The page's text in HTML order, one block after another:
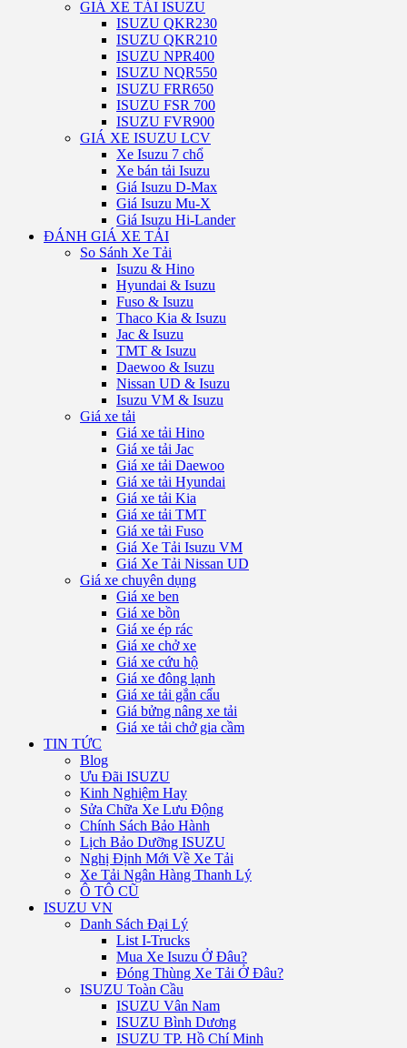
GIÁ XE TẢI ISUZU
ISUZU QKR230
ISUZU QKR210
ISUZU NPR400
ISUZU NQR550
ISUZU FRR650
ISUZU FSR 700
ISUZU FVR900
GIÁ XE ISUZU LCV
Xe Isuzu 7 chổ
Xe bán tải Isuzu
Giá Isuzu D-Max
Giá Isuzu Mu-X
Giá Isuzu Hi-Lander
ĐÁNH GIÁ XE TẢI
So Sánh Xe Tải
Isuzu & Hino
Hyundai & Isuzu
Fuso & Isuzu
Thaco Kia & Isuzu
Jac & Isuzu
TMT & Isuzu
Daewoo & Isuzu
Nissan UD & Isuzu
Isuzu VM & Isuzu
Giá xe tải
Giá xe tải Hino
Giá xe tải Jac
Giá xe tải Daewoo
Giá xe tải Hyundai
Giá xe tải Kia
Giá xe tải TMT
Giá xe tải Fuso
Giá Xe Tải Isuzu VM
Giá Xe Tải Nissan UD
Giá xe chuyên dụng
Giá xe ben
Giá xe bồn
Giá xe ép rác
Giá xe chở xe
Giá xe cứu hộ
Giá xe đông lạnh
Giá xe tải gắn cẩu
Giá bửng nâng xe tải
Giá xe tải chở gia cầm
TIN TỨC
Blog
Ưu Đãi ISUZU
Kinh Nghiệm Hay
Sửa Chữa Xe Lưu Động
Chính Sách Bảo Hành
Lịch Bảo Dưỡng ISUZU
Nghị Định Mới Về Xe Tải
Xe Tải Ngân Hàng Thanh Lý
Ô TÔ CŨ
ISUZU VN
Danh Sách Đại Lý
List I-Trucks
Mua Xe Isuzu Ở Đâu?
Đóng Thùng Xe Tải Ở Đâu?
ISUZU Toàn Cầu
ISUZU Vân Nam
ISUZU Bình Dương
ISUZU TP. Hồ Chí Minh